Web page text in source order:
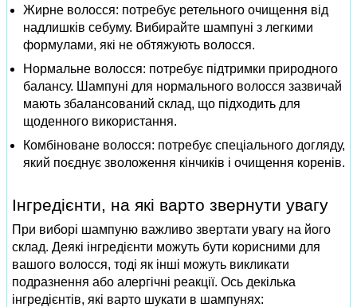
Жирне волосся: потребує ретельного очищення від
надлишків себуму. Вибирайте шампуні з легкими
формулами, які не обтяжують волосся.
Нормальне волосся: потребує підтримки природного
балансу. Шампуні для нормального волосся зазвичай
мають збалансований склад, що підходить для
щоденного використання.
Комбіноване волосся: потребує спеціального догляду,
який поєднує зволоження кінчиків і очищення коренів.
Інгредієнти, на які варто звернути увагу
При виборі шампуню важливо звертати увагу на його
склад. Деякі інгредієнти можуть бути корисними для
вашого волосся, тоді як інші можуть викликати
подразнення або алергічні реакції. Ось декілька
інгредієнтів, які варто шукати в шампунях: